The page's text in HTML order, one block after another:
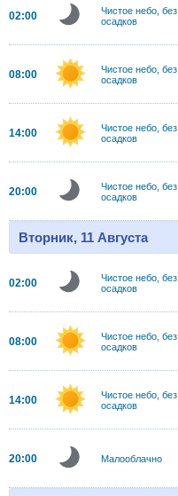
02:00
Чистое небо, без
осадков
08:00
Чистое небо, без
осадков
14:00
Чистое небо, без
осадков
20:00
Чистое небо, без
осадков
Вторник, 11 Августа
02:00
Чистое небо, без
осадков
08:00
Чистое небо, без
осадков
14:00
Чистое небо, без
осадков
20:00 Малооблачно